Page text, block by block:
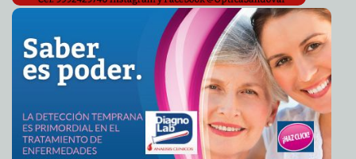
2024-08-13 16:01:06 UADY da la bienvenida al nuevo ciclo escolar 2024-2025
2024-08-13 15:44:57 Trabajadores del Rancho Hobonil se capacitan ante
incendios Jorge Armando León Borges
2024-08-13 15:40:23 Estudiante UADY consigue Beca Santander de
Excelencia Académica 2024 Claudia Sofía Gómez Infante
2024-08-13 15:36:04 El Ayuntamiento moderniza la movilidad urbana en
Mérida Kamila López
2024-08-13 15:32:41 Yucatán, un estado blindado y seguro, el legado de la
administración de Mauricio Vila A7